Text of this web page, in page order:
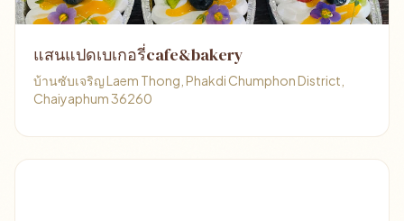
แสนแปดเบเกอรี่cafe&bakery
บ้านซับเจริญ Laem Thong, Phakdi Chumphon District,
Chaiyaphum 36260